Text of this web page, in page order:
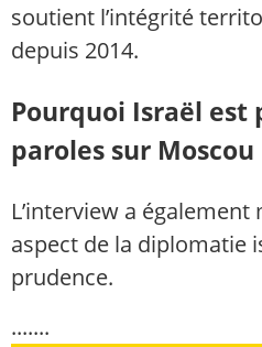
soutient l’intégrité
depuis 2014.
Pourquoi Israël est
paroles sur Moscou
L’interview a
aspect de la diplomatie
prudence.
.......